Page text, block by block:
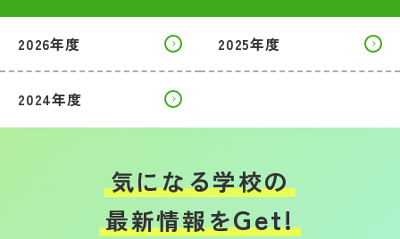
2026年度 2025年度
2024年度
気になる学校の
最新情報をGet!